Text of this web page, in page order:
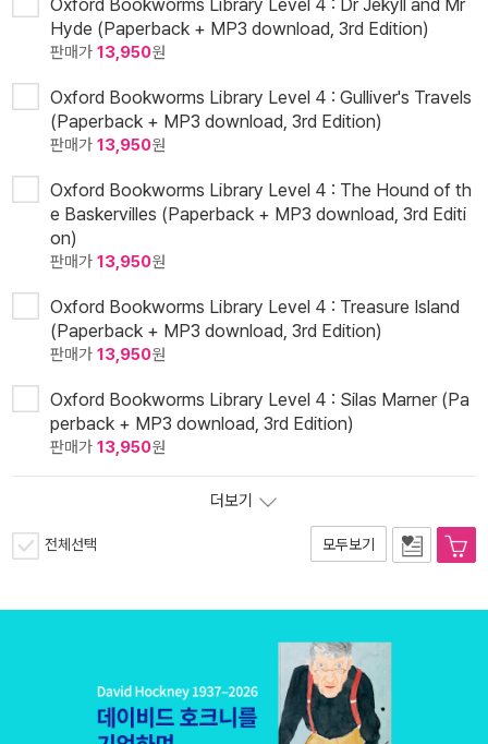
Oxford Bookworms Library Level 4 : Dr Jekyll and Mr
Hyde (Paperback + MP3 download, 3rd Edition)
판매가 13,950원
Oxford Bookworms Library Level 4 : Gulliver's Travels
(Paperback + MP3 download, 3rd Edition)
판매가 13,950원
Oxford Bookworms Library Level 4 : The Hound of th
e Baskervilles (Paperback + MP3 download, 3rd Editi
on)
판매가 13,950원
Oxford Bookworms Library Level 4 : Treasure Island
(Paperback + MP3 download, 3rd Edition)
판매가 13,950원
Oxford Bookworms Library Level 4 : Silas Marner (Pa
perback + MP3 download, 3rd Edition)
판매가 13,950원
더보기
전체선택 모두보기